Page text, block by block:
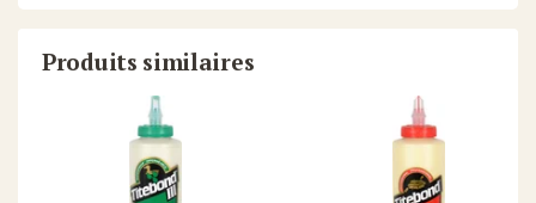
Produits similaires